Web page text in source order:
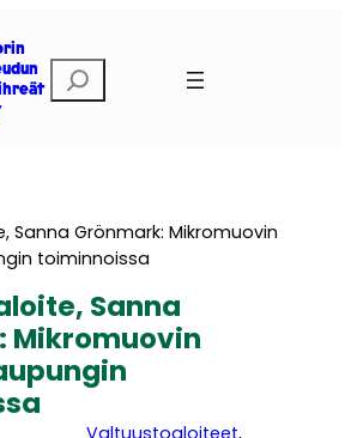
t
Sanna Grönmark: Mikromuovin
toiminnoissa
Sanna
Mikromuovin
Valtuustoaloiteet